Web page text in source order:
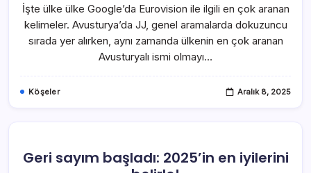
İşte ülke ülke Google’da Eurovision ile ilgili en çok aranan
kelimeler. Avusturya’da JJ, genel aramalarda dokuzuncu
sırada yer alırken, aynı zamanda ülkenin en çok aranan
Avusturyalı ismi olmayı…
Köşeler Aralık 8, 2025
Geri sayım başladı: 2025’in en iyilerini